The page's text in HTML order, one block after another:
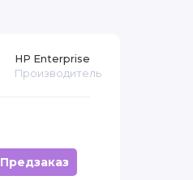
HP Enterprise
Производитель
Предзаказ